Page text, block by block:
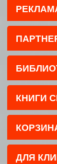
КНИГИ
ДЛЯ